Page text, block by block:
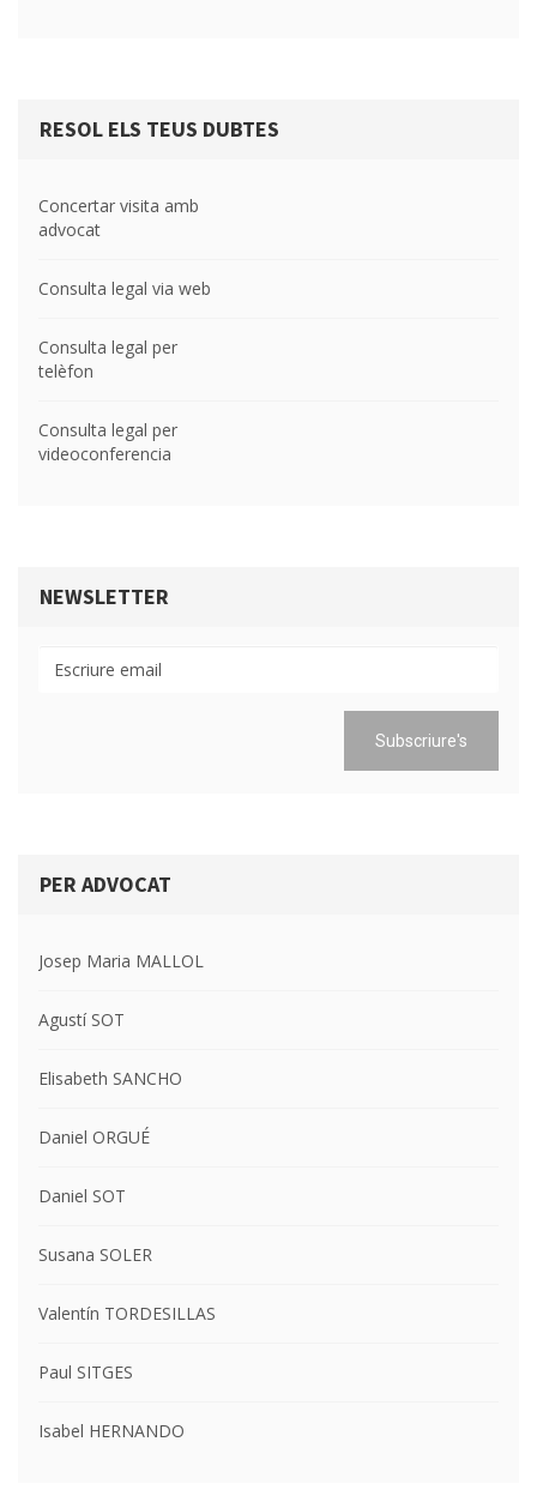
RESOL ELS TEUS DUBTES
Concertar visita amb
advocat
Consulta legal via web
Consulta legal per
telèfon
Consulta legal per
videoconferencia
NEWSLETTER
PER ADVOCAT
Josep Maria MALLOL
Agustí SOT
Elisabeth SANCHO
Daniel ORGUÉ
Daniel SOT
Susana SOLER
Valentín TORDESILLAS
Paul SITGES
Isabel HERNANDO